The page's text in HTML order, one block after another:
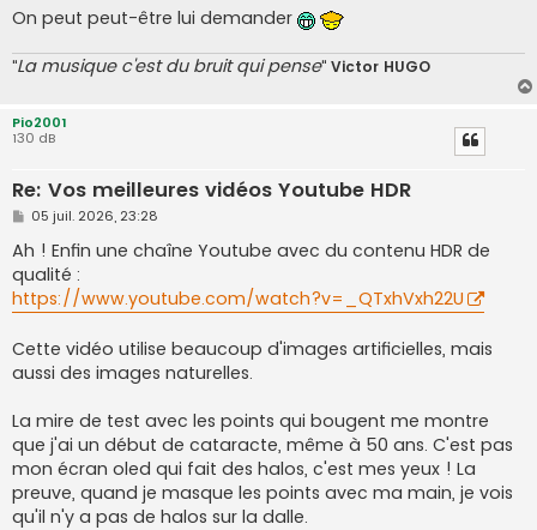
On peut peut-être lui demander
"La musique c'est du bruit qui pense" Victor HUGO
Pio2001
130 dB
Re: Vos meilleures vidéos Youtube HDR
M
s
s
a
g
e
05 juil. 2026, 23:28
Ah ! Enfin une chaîne Youtube avec du contenu HDR de
qualité :
https://www.youtube.com/watch?v=_QTxhVxh22U
Cette vidéo utilise beaucoup d'images artificielles, mais
aussi des images naturelles.
La mire de test avec les points qui bougent me montre
que j'ai un début de cataracte, même à 50 ans. C'est pas
mon écran oled qui fait des halos, c'est mes yeux ! La
preuve, quand je masque les points avec ma main, je vois
qu'il n'y a pas de halos sur la dalle.